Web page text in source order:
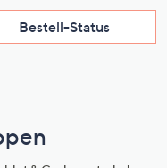
Bestell-Status